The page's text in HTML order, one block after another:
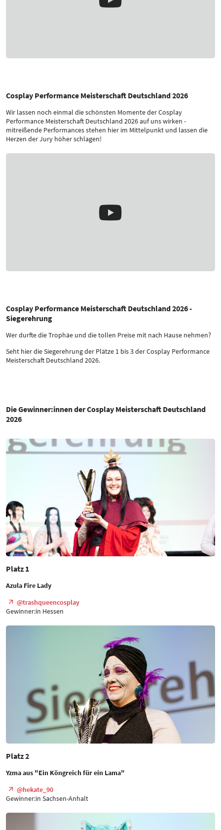
Cosplay Performance Meisterschaft Deutschland 2026
Wir lassen noch einmal die schönsten Momente der Cosplay
Performance Meisterschaft Deutschland 2026 auf uns wirken -
mitreißende Performances stehen hier im Mittelpunkt und lassen die
Herzen der Jury höher schlagen!
Cosplay Performance Meisterschaft Deutschland 2026 -
Siegerehrung
Wer durfte die Trophäe und die tollen Preise mit nach Hause nehmen?
Seht hier die Siegerehrung der Plätze 1 bis 3 der Cosplay Performance
Meisterschaft Deutschland 2026.
Die Gewinner:innen der Cosplay Meisterschaft Deutschland
2026
Platz 1
Azula Fire Lady
@trashqueencosplay
Gewinner:in Hessen
Platz 2
Yzma aus "Ein Köngreich für ein Lama"
@hekate_90
Gewinner:in Sachsen-Anhalt